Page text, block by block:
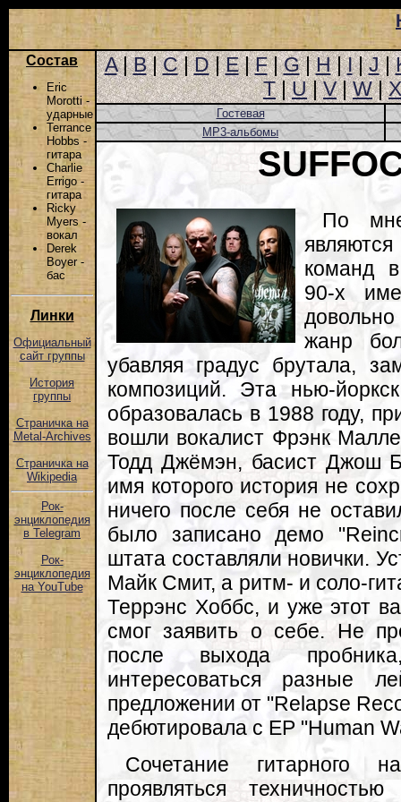
Состав
Eric
Morotti -
ударные
Terrance
Hobbs -
гитара
Charlie
Errigo -
гитара
Ricky
Myers -
вокал
Derek
Boyer -
бас
Линки
Официальный
сайт группы
История
группы
Страничка на
Metal-Archives
Страничка на
Wikipedia
Рок-
энциклопедия
в Telegram
Рок-
энциклопедия
на YouTube
A|B|C|D|E|F|G|H|I|J|
T|U|V|W|X
Гостевая
MP3-альбомы
По
команд
90-х
жанр
убавляя градус брутала,
композиций. Эта нью-
образовалась в 1988 году,
вошли вокалист Фрэнк
Тодд Джёмэн, басист Джош
имя которого история не
ничего после себя не
было записано демо
штата составляли новички.
Майк Смит, а ритм- и соло-
Террэнс Хоббс, и уже этот
смог заявить о себе. Не
после выхода
интересоваться разные
предложении от "Relapse
дебютировала с EP "Human
Сочетание гитарного
проявляться